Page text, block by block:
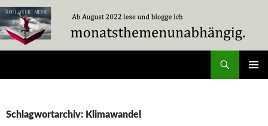
Zum
Inhalt
springen
Schlagwortarchiv: Klimawandel